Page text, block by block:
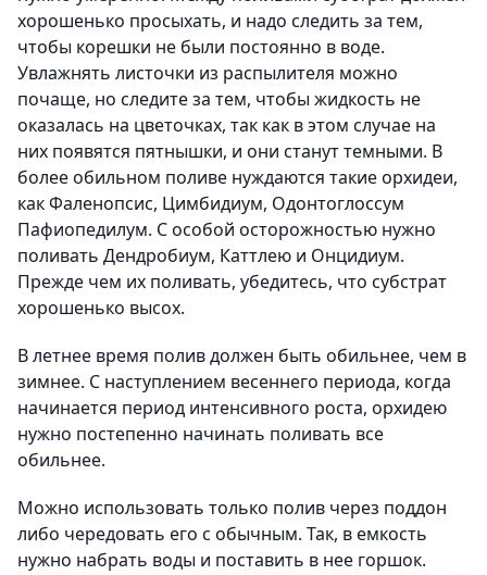
хорошенько просыхать, и надо следить за тем,
чтобы корешки не были постоянно в воде.
Увлажнять листочки из распылителя можно
почаще, но следите за тем, чтобы жидкость не
оказалась на цветочках, так как в этом случае на
них появятся пятнышки, и они станут темными. В
более обильном поливе нуждаются такие орхидеи,
как Фаленопсис, Цимбидиум, Одонтоглоссум
Пафиопедилум. С особой осторожностью нужно
поливать Дендробиум, Каттлею и Онцидиум.
Прежде чем их поливать, убедитесь, что субстрат
хорошенько высох.
В летнее время полив должен быть обильнее, чем в
зимнее. С наступлением весеннего периода, когда
начинается период интенсивного роста, орхидею
нужно постепенно начинать поливать все
обильнее.
Можно использовать только полив через поддон
либо чередовать его с обычным. Так, в емкость
нужно набрать воды и поставить в нее горшок.